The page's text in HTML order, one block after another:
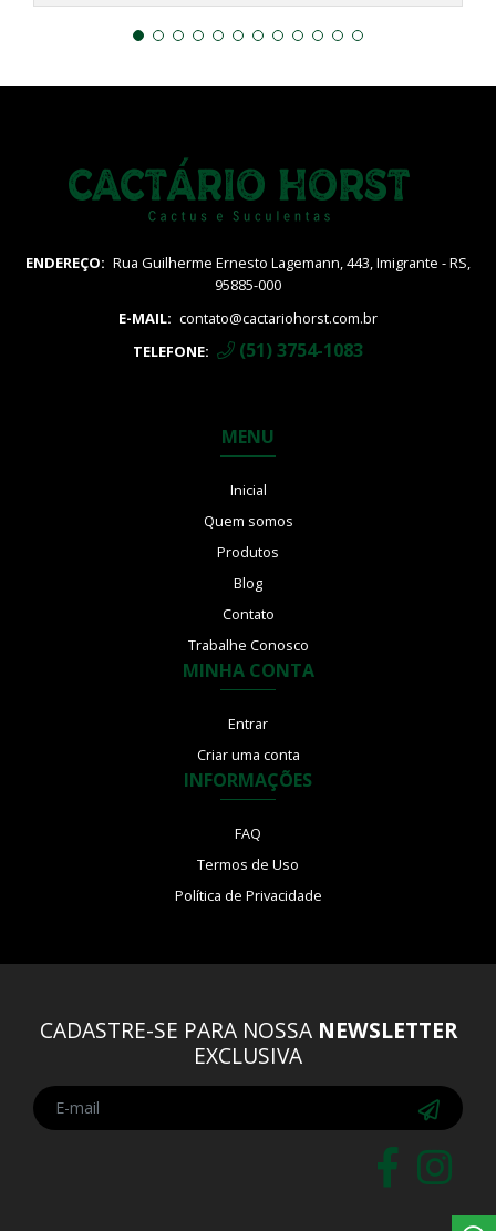
ENDEREÇO: Rua Guilherme Ernesto Lagemann, 443, Imigrante - RS,
95885-000
E-MAIL: contato@cactariohorst.com.br
TELEFONE:
(51) 3754-1083
MENU
Inicial
Quem somos
Produtos
Blog
Contato
Trabalhe Conosco
MINHA CONTA
Entrar
Criar uma conta
INFORMAÇÕES
FAQ
Termos de Uso
Política de Privacidade
CADASTRE-SE PARA NOSSA NEWSLETTER
EXCLUSIVA